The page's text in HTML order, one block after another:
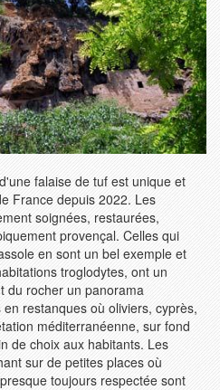
falaise de tuf est unique et
France depuis 2022. Les
soignées, restaurées,
provençal. Celles qui
en sont un bel exemple et
troglodytes, ont un
du rocher un panorama
restanques où oliviers, cyprès,
méditerranéenne, sur fond
de choix aux habitants. Les
sur de petites places où
toujours respectée sont